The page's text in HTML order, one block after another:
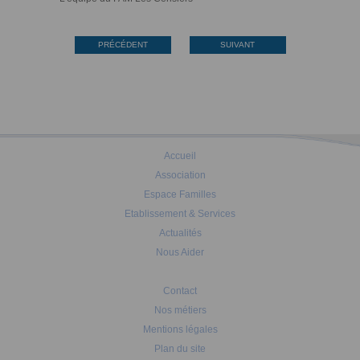
PRÉCÉDENT SUIVANT
Accueil
Association
Espace Familles
Etablissement & Services
Actualités
Nous Aider
Contact
Nos métiers
Mentions légales
Plan du site